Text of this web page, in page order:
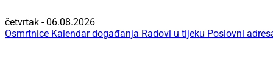
četvrtak - 06.08.2026
Osmrtnice Kalendar događanja Radovi u tijeku Poslovni